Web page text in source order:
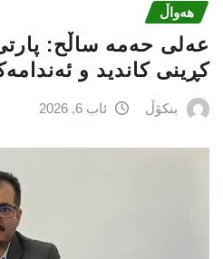
هەواڵ
عه‌لی‌ حه‌مه‌ ساڵح:
كڕینی‌ كاندید و
بنکۆڵ ئاب 6, 2026